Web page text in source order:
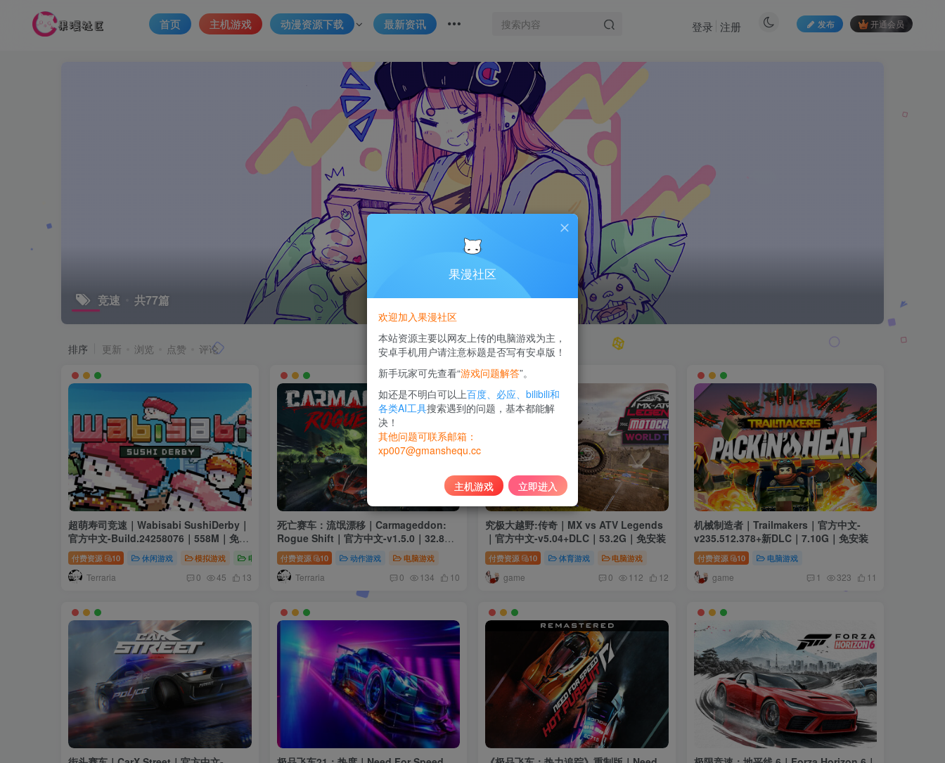
首页 主机游戏 动漫资源下载 最新资讯 发布 开通会员
登录 注册
竞速 共77篇
排序 更新 浏览 点赞 评论
超萌寿司竞速｜Wabisabi SushiDerby｜
官方中文-Build.24258076｜558M｜免安
装付费资源 10 休闲游戏 模拟游戏 电脑游戏
Terraria 0 45 13
死亡赛车：流氓漂移｜Carmageddon:
Rogue Shift｜官方中文-v1.5.0｜32.8G
｜免安装
付费资源 10 动作游戏 电脑游戏
Terraria 0 134 10
究极大越野:传奇｜MX vs ATV Legends
｜官方中文-v5.04+DLC｜53.2G｜免安装
付费资源 10 体育游戏 电脑游戏
game 0 112 12
机械制造者｜Trailmakers｜官方中文-
v235.512.378+新DLC｜7.10G｜免安装
付费资源 10 电脑游戏
game 1 323 11
果漫社区
欢迎加入果漫社区
本站资源主要以网友上传的电脑游戏为主，
安卓手机用户请注意标题是否写有安卓版！
新手玩家可先查看“游戏问题解答”。
如还是不明白可以上百度、必应、bilibili和
各类AI工具搜索遇到的问题，基本都能解
决！
其他问题可联系邮箱：
xp007@gmanshequ.cc
主机游戏 立即进入